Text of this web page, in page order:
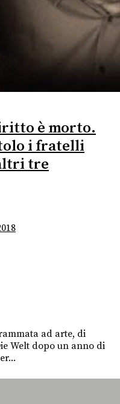
è morto.
i fratelli
tre
ad arte, di
Welt dopo un anno di